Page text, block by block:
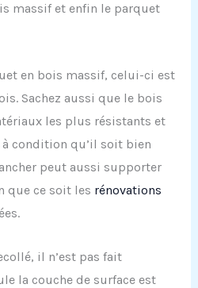
massif et enfin le parquet
en bois massif, celui-ci est
Sachez aussi que le bois
les plus résistants et
condition qu’il soit bien
peut aussi supporter
que ce soit les rénovations
il n’est pas fait
la couche de surface est